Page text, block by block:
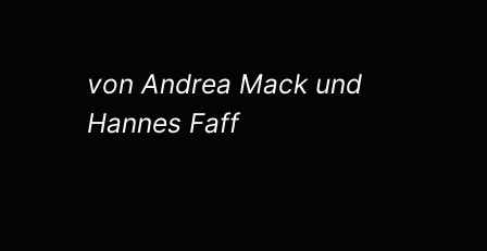
von Andrea Mack und
Hannes Faff